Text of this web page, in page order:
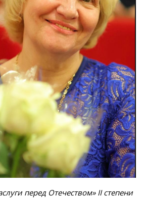
перед Отечеством» II степени